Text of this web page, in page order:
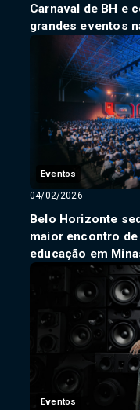
Carnaval de BH e
grandes eventos
Eventos
04/02/2026
Belo Horizonte
maior encontro
educação em
Eventos